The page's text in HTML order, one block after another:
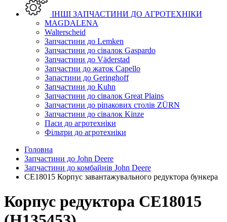
ІНШІ ЗАПЧАСТИНИ ДО АГРОТЕХНІКИ
MAGDALENA
Walterscheid
Запчастини до Lemken
Запчастини до сівалок Gaspardo
Запчастини до Väderstad
Запчастни до жаток Capello
Запастини до Geringhoff
Запчастини до Kuhn
Запчастини до сівалок Great Plains
Запчастини до ріпакових столів ZÜRN
Запчастини до сівалок Kinze
Паси до агротехніки
Фільтри до агротехніки
Головна
Запчастини до John Deere
Запчастини до комбайнів John Deere
CE18015 Корпус завантажувального редуктора бункера
Корпус редуктора CE18015